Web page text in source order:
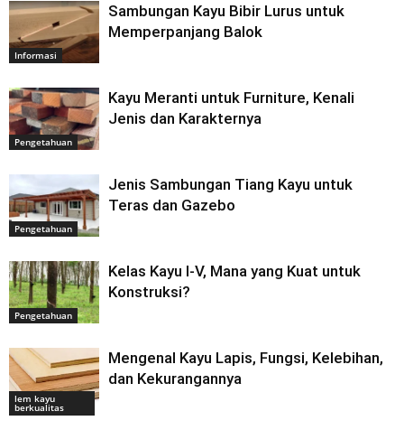
Informasi
Sambungan Kayu Bibir Lurus untuk
Memperpanjang Balok
Pengetahuan
Kayu Meranti untuk Furniture, Kenali
Jenis dan Karakternya
Pengetahuan
Jenis Sambungan Tiang Kayu untuk
Teras dan Gazebo
Pengetahuan
Kelas Kayu I-V, Mana yang Kuat untuk
Konstruksi?
lem kayu
berkualitas
Mengenal Kayu Lapis, Fungsi, Kelebihan,
dan Kekurangannya